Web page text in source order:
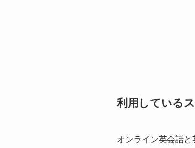
利用している
オンライン英会話と